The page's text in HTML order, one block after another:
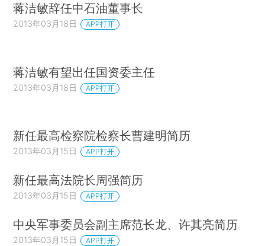
蒋洁敏辞任中石油董事长
2013年03月18日 APP打开
蒋洁敏有望出任国资委主任
2013年03月18日 APP打开
新任最高检察院检察长曹建明简历
2013年03月15日 APP打开
新任最高法院长周强简历
2013年03月15日 APP打开
中央军事委员会副主席范长龙、许其亮简历
2013年03月15日 APP打开